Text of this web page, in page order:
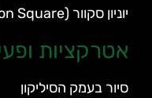
יוניון סקוור (Union Square)
אטרקציות
סיור בעמק הסיליקון